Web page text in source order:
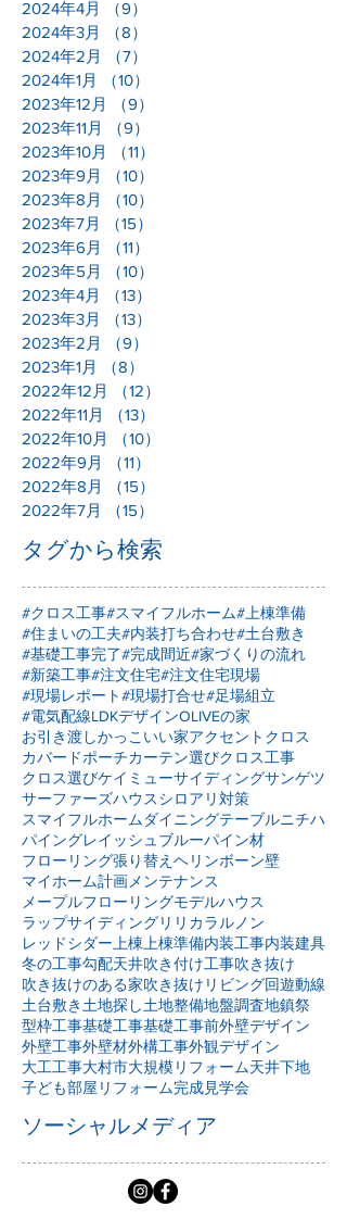
2024年5月
（12）
2024年4月
（9）
2024年3月
（8）
2024年2月
（7）
2024年1月 （10）
2023年12月
（9）
2023年11月
（9）
2023年10月
（11）
2023年9月
（10）
2023年8月
（10）
2023年7月
（15）
2023年6月
（11）
2023年5月
（10）
2023年4月
（13）
2023年3月
（13）
2023年2月
（9）
2023年1月 （8）8件の記事
2022年12月
（12）
2022年11月
（13）
2022年10月
（10）
2022年9月
（11）
2022年8月
（15）
2022年7月
（15）15件の記事
#クロス工事#スマイフルホーム#上棟準備
#住まいの工夫 #内装打ち合わせ#土台敷き
#基礎工事完了#完成間近#家づくりの流れ
#新築工事 #注文住宅#注文住宅現場
#現場レポート#現場打合せ#足場組立
#電気配線LDKデザインOLIVEの家
お引き渡し かっこいい家 アクセントクロス
カバードポーチ カーテン選び
クロス工事
クロス選び ケイミュー サイディング
サーファーズハウス
シロアリ対策
スマイフルホーム ダイニングテーブル
パイングレイッシュブルー パイン材
フローリング張り替え ヘリンボーン壁
マイホーム計画
メンテナンス
メープルフローリング モデルハウス
ラップサイディングリリカラルノン
レッドシダー上棟 上棟準備内装工事 内装建具
冬の工事勾配天井吹き付け工事 吹き抜け
吹き抜けのある家吹き抜けリビング回遊動線
土台敷き土地探し土地整備地盤調査
地鎮祭
型枠工事基礎工事 基礎工事前外壁デザイン
外壁工事外壁材外構工事 外観デザイン
大工工事大村市 大規模リフォーム
子ども部屋リフォーム完成見学会